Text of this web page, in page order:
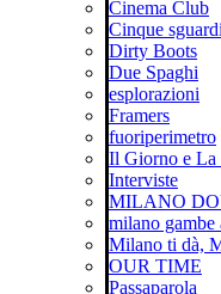
Cinema Club
Cinque
Dirty Boots
Due Spaghi
esplorazioni
Framers
fuoriperimetro
Il Giorno e La
Interviste
MILANO
milano gambe
Milano ti dà,
OUR TIME
Passaparola